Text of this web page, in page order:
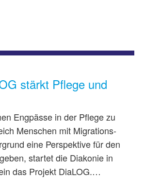
stärkt Pflege und
Engpässe in der Pflege zu
Menschen mit Migrations-
eine Perspektive für den
startet die Diakonie in
das Projekt DiaLOG.…